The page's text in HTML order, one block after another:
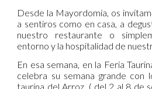
Desde la Mayordomía, os
a sentiros como en casa, a
nuestro restaurante o
entorno y la hospitalidad de
En esa semana, en la Feria
celebra su semana grande con
taurina del Arroz, ( del 2 al 8 de